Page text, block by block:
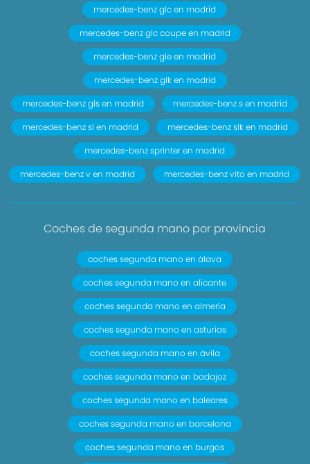
mercedes-benz glc en madrid
mercedes-benz glc coupe en madrid
mercedes-benz gle en madrid
mercedes-benz glk en madrid
mercedes-benz gls en madrid
mercedes-benz s en madrid
mercedes-benz sl en madrid
mercedes-benz slk en madrid
mercedes-benz sprinter en madrid
mercedes-benz v en madrid
mercedes-benz vito en madrid
Coches de segunda mano por provincia
coches segunda mano en álava
coches segunda mano en alicante
coches segunda mano en almería
coches segunda mano en asturias
coches segunda mano en ávila
coches segunda mano en badajoz
coches segunda mano en baleares
coches segunda mano en barcelona
coches segunda mano en burgos